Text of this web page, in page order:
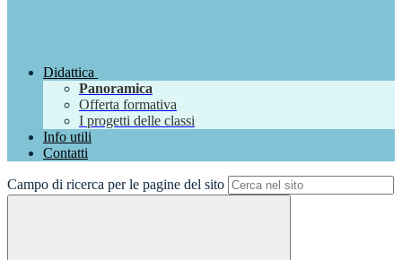
Didattica
Panoramica
Offerta formativa
I progetti delle classi
Info utili
Contatti
Campo di ricerca per le pagine del sito